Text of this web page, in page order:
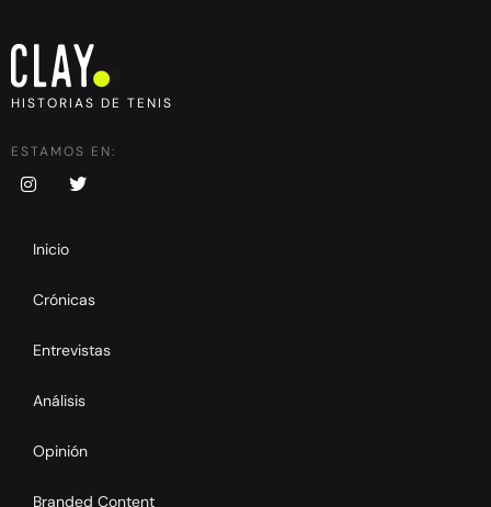
HISTORIAS DE TENIS
ESTAMOS EN:
Inicio
Crónicas
Entrevistas
Análisis
Opinión
Branded Content